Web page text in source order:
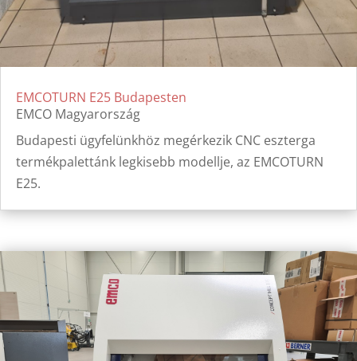
EMCOTURN E25 Budapesten
EMCO Magyarország
Budapesti ügyfelünkhöz megérkezik CNC eszterga
termékpalettánk legkisebb modellje, az EMCOTURN
E25.